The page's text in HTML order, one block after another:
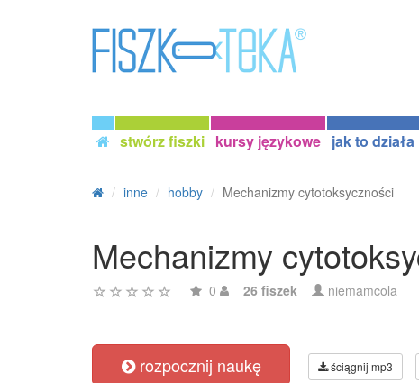
stwórz fiszki kursy językowe jak to działa
inne hobby Mechanizmy cytotoksyczności
Mechanizmy
0 26 fiszek niemamcola
rozpocznij naukę ściągnij mp3